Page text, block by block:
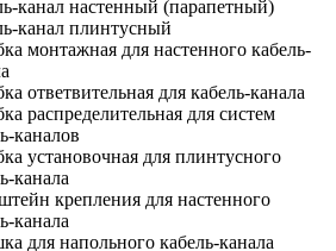
канал настенный (парапетный)
канал плинтусный
монтажная для настенного кабель-
ответвительная для кабель-канала
распределительная для систем
каналов
установочная для плинтусного
канала
крепления для настенного
канала
для напольного кабель-канала